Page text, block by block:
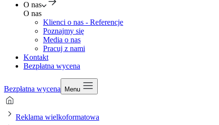
O nas
O nas
Klienci o nas - Referencje
Poznajmy się
Media o nas
Pracuj z nami
Kontakt
Bezpłatna wycena
Bezpłatna wycena Menu
Reklama wielkoformatowa